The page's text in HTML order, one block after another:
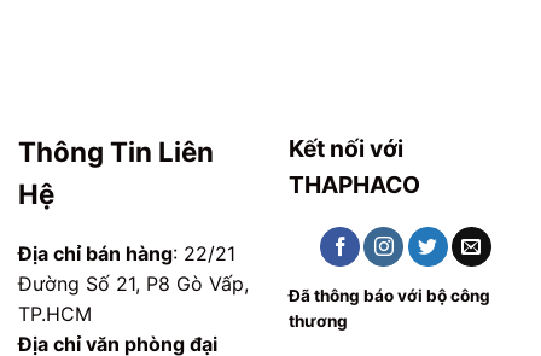
Thông Tin Liên
Hệ
Địa chỉ bán hàng: 22/21
Đường Số 21, P8 Gò Vấp,
TP.HCM
Địa chỉ văn phòng đại
Kết nối với
THAPHACO
Đã thông báo với bộ công
thương